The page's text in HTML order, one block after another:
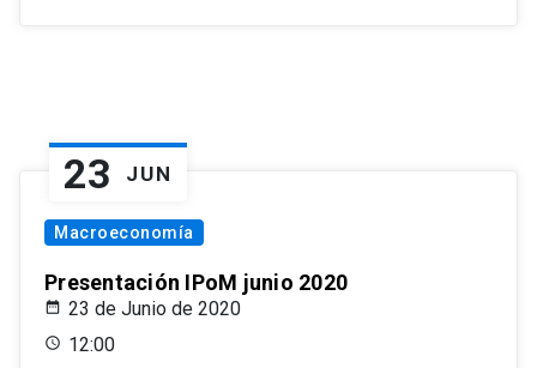
23 JUN
Macroeconomía
Presentación IPoM junio 2020
23 de Junio de 2020
12:00